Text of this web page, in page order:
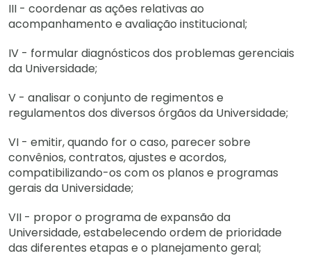
III - coordenar as ações relativas ao
acompanhamento e avaliação institucional;
IV - formular diagnósticos dos problemas gerenciais
da Universidade;
V - analisar o conjunto de regimentos e
regulamentos dos diversos órgãos da Universidade;
VI - emitir, quando for o caso, parecer sobre
convênios, contratos, ajustes e acordos,
compatibilizando-os com os planos e programas
gerais da Universidade;
VII - propor o programa de expansão da
Universidade, estabelecendo ordem de prioridade
das diferentes etapas e o planejamento geral;